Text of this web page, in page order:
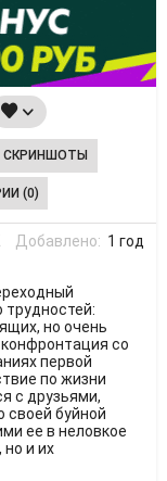
СКРИНШОТЫ
(0)
Добавлено: 1 год
но очень
со
первой
по жизни
с друзьями,
своей буйной
ее в неловкое
и их